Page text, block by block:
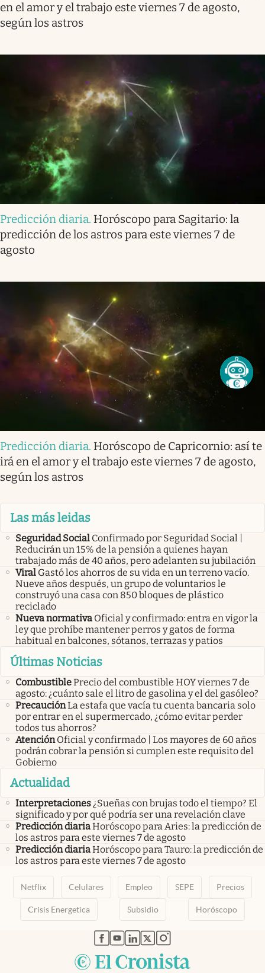
en el amor y el trabajo este viernes 7 de agosto,
según los astros
Predicción diaria. Horóscopo para Sagitario: la
predicción de los astros para este viernes 7 de
agosto
Predicción diaria. Horóscopo de Capricornio: así te
irá en el amor y el trabajo este viernes 7 de agosto,
según los astros
Las más leidas
Seguridad Social Confirmado por Seguridad Social |
Reducirán un 15% de la pensión a quienes hayan
trabajado más de 40 años, pero adelanten su jubilación
Viral Gastó los ahorros de su vida en un terreno vacío.
Nueve años después, un grupo de voluntarios le
construyó una casa con 850 bloques de plástico
reciclado
Nueva normativa Oficial y confirmado: entra en vigor la
ley que prohíbe mantener perros y gatos de forma
habitual en balcones, sótanos, terrazas y patios
Últimas Noticias
CombustiblePrecio del combustible HOY viernes 7 de
agosto: ¿cuánto sale el litro de gasolina y el del gasóleo?
PrecauciónLa estafa que vacía tu cuenta bancaria solo
por entrar en el supermercado, ¿cómo evitar perder
todos tus ahorros?
Atención Oficial y confirmado | Los mayores de 60 años
podrán cobrar la pensión si cumplen este requisito del
Gobierno
Actualidad
Interpretaciones¿Sueñas con brujas todo el tiempo? El
significado y por qué podría ser una revelación clave
Predicción diariaHoróscopo para Aries: la predicción de
los astros para este viernes 7 de agosto
Predicción diariaHoróscopo para Tauro: la predicción de
los astros para este viernes 7 de agosto
Netflix Celulares Empleo SEPE Precios
Crisis Energetica Subsidio Horóscopo
abre en nueva pestaña
abre en nueva pestaña
abre en nueva pestaña
abre en nueva pestaña
abre en nueva pestaña